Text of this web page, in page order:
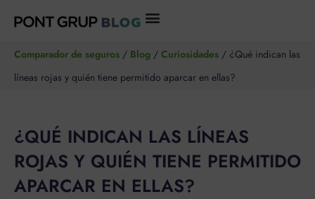
contenido
Comparador de seguros / Blog / Curiosidades / ¿Qué indican las
líneas rojas y quién tiene permitido aparcar en ellas?
¿QUÉ INDICAN LAS LÍNEAS
ROJAS Y QUIÉN TIENE PERMITIDO
APARCAR EN ELLAS?